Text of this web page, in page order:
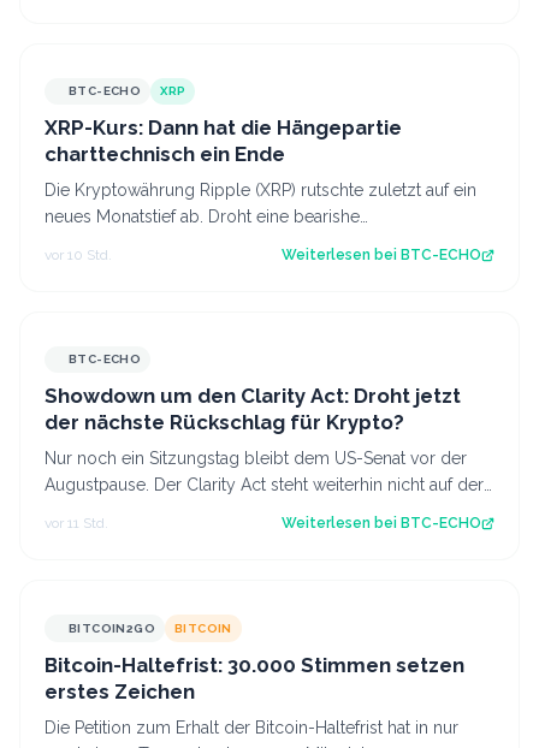
BTC-ECHO XRP
XRP-Kurs: Dann hat die Hängepartie
charttechnisch ein Ende
Die Kryptowährung Ripple (XRP) rutschte zuletzt auf ein
neues Monatstief ab. Droht eine bearishe
vor 10 Std. Weiterlesen bei BTC-ECHO
BTC-ECHO
Showdown um den Clarity Act: Droht jetzt
der nächste Rückschlag für Krypto?
Nur noch ein Sitzungstag bleibt dem US-Senat vor der
Augustpause. Der Clarity Act steht weiterhin nicht auf der
vor 11 Std. Weiterlesen bei BTC-ECHO
BITCOIN2GO BITCOIN
Bitcoin-Haltefrist: 30.000 Stimmen setzen
erstes Zeichen
Die Petition zum Erhalt der Bitcoin-Haltefrist hat in nur